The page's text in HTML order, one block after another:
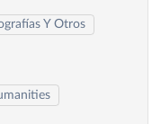
Y Otros